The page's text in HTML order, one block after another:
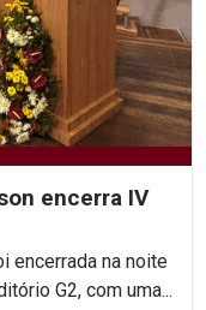
encerra IV
encerrada na noite
G2, com uma...